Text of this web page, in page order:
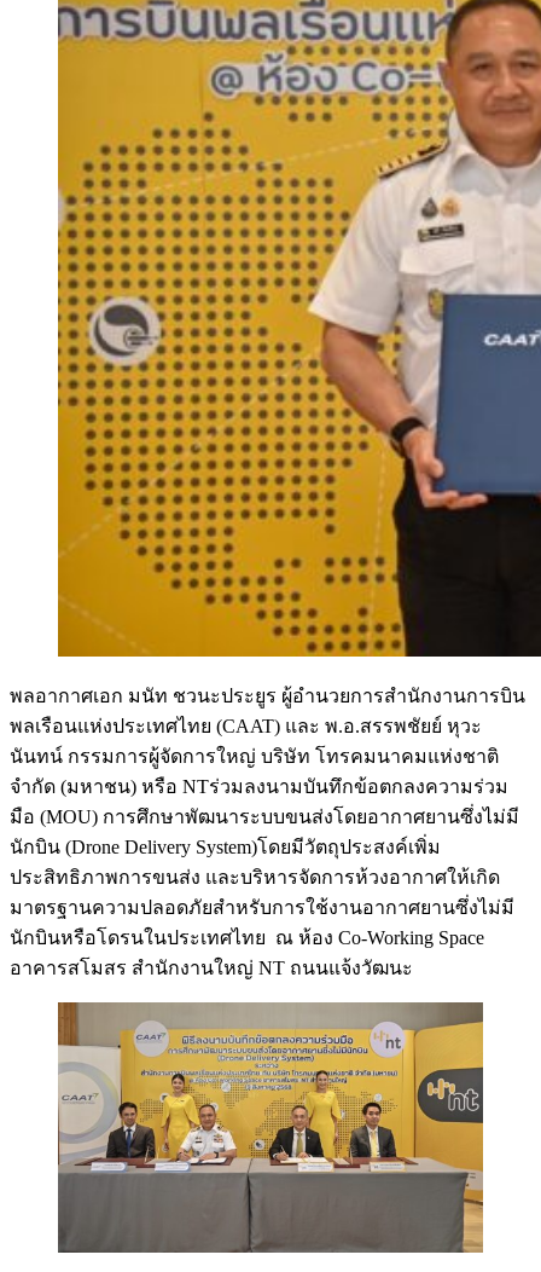
พลอากาศเอก มนัท ชวนะประยูร ผู้อำนวยการสำนักงานการบิน
พลเรือนแห่งประเทศไทย (CAAT) และ พ.อ.สรรพชัยย์ หุวะ
นันทน์ กรรมการผู้จัดการใหญ่ บริษัท โทรคมนาคมแห่งชาติ
จำกัด (มหาชน) หรือ NTร่วมลงนามบันทึกข้อตกลงความร่วม
มือ (MOU) การศึกษาพัฒนาระบบขนส่งโดยอากาศยานซึ่งไม่มี
นักบิน (Drone Delivery System)โดยมีวัตถุประสงค์เพิ่ม
ประสิทธิภาพการขนส่ง และบริหารจัดการห้วงอากาศให้เกิด
มาตรฐานความปลอดภัยสำหรับการใช้งานอากาศยานซึ่งไม่มี
นักบินหรือโดรนในประเทศไทย ณ ห้อง Co-Working Space
อาคารสโมสร สำนักงานใหญ่ NT ถนนแจ้งวัฒนะ